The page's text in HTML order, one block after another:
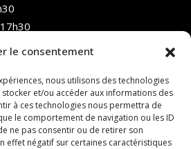
le consentement
nous utilisons des technologies
et/ou accéder aux informations des
à ces technologies nous permettra de
le comportement de navigation ou les ID
ne pas consentir ou de retirer son
effet négatif sur certaines caractéristiques